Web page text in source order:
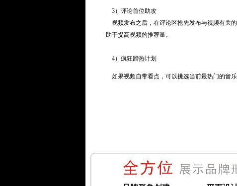
3）评论首位助攻
视频发布之后，在评论区抢先发布与视频有关
助于提高视频的推荐量。
4）疯狂蹭热计划
如果视频自带看点，可以挑选当前最热门的音